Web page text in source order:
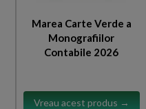
Marea Carte Verde a
Monografiilor
Contabile 2026
Vreau acest produs →